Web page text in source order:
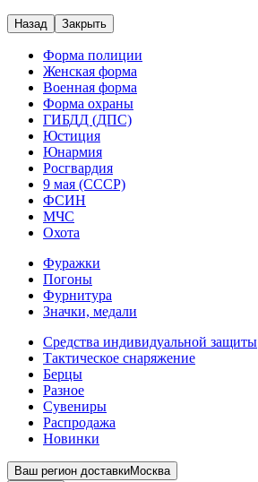
Назад Закрыть
Форма полиции
Женская форма
Военная форма
Форма охраны
ГИБДД (ДПС)
Юстиция
Юнармия
Росгвардия
9 мая (СССР)
ФСИН
МЧС
Охота
Фуражки
Погоны
Фурнитура
Значки, медали
Средства индивидуальной защиты
Тактическое снаряжение
Берцы
Разное
Сувениры
Распродажа
Новинки
Ваш регион доставкиМосква